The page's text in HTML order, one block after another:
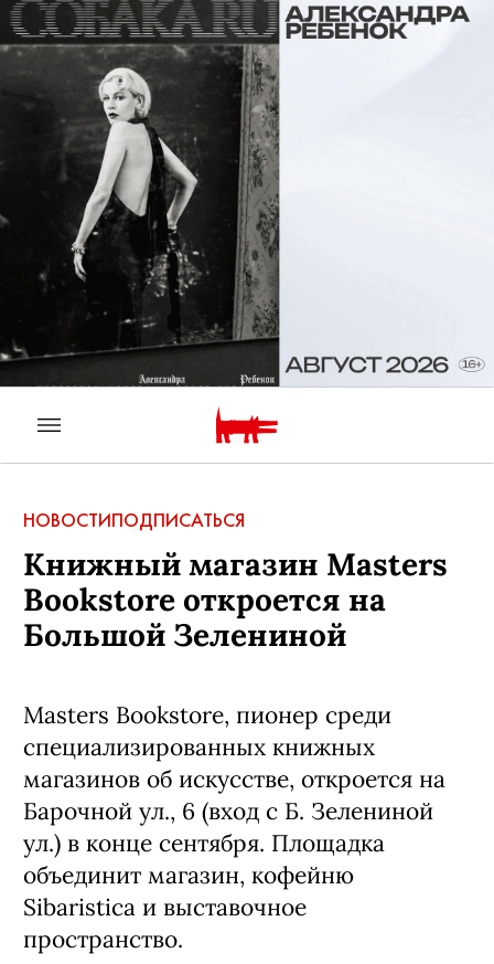
НОВОСТИПОДПИСАТЬСЯ
Книжный магазин Masters
Bookstore откроется на
Большой Зелениной
Masters Bookstore, пионер среди
специализированных книжных
магазинов об искусстве, откроется на
Барочной ул., 6 (вход с Б. Зелениной
ул.) в конце сентября. Площадка
объединит магазин, кофейню
Sibaristica и выставочное
пространство.